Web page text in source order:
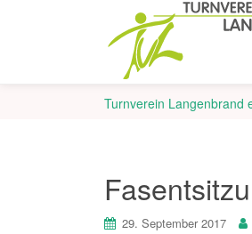
Turnverein Langenbrand
29. September 2017